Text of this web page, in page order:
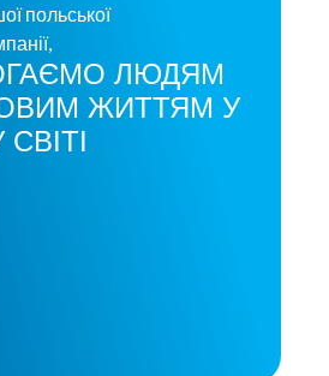
польської
ЛЮДЯМ
ЖИТТЯМ У